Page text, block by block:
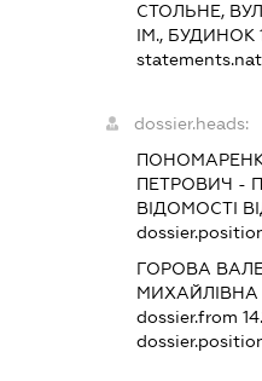
СТОЛЬНЕ,
ІМ., БУДИНОК
dossier.heads:
ПЕТРОВИЧ -
ВІДОМОСТІ
ГОРОВА
МИХАЙЛІВНА
dossier.from